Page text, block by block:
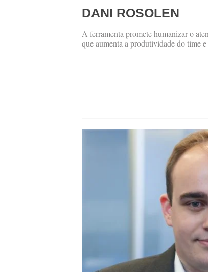
DANI ROSOLEN
A ferramenta promete humanizar o
que aumenta a produtividade do time